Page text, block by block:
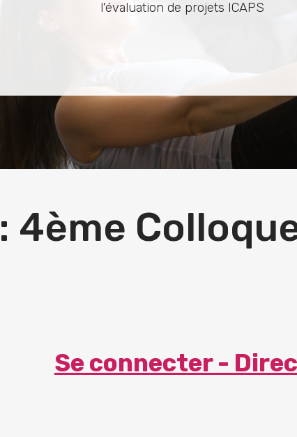
partenaires et valorisation des projets ICAPS en
l'évaluation de projets ICAPS
les enjeux, définir des pistes d’actions ou
Monitoring du déploiement au niveau local, régional
4ème
Se connecter -